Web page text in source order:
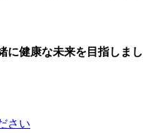
に健康な未来を目指しまし
さい